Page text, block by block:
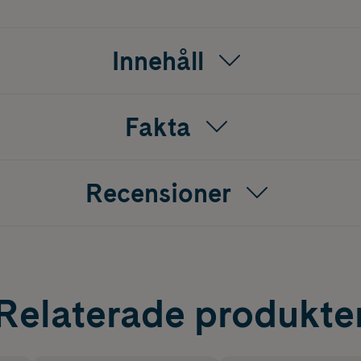
Innehåll
Fakta
Recensioner